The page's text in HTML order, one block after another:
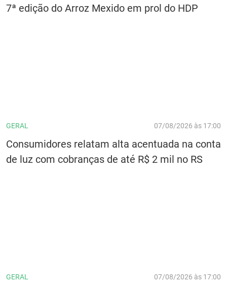
7ª edição do Arroz Mexido em prol do HDP
GERAL 07/08/2026 às 17:00
Consumidores relatam alta acentuada na conta
de luz com cobranças de até R$ 2 mil no RS
GERAL 07/08/2026 às 17:00